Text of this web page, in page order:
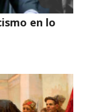
en lo